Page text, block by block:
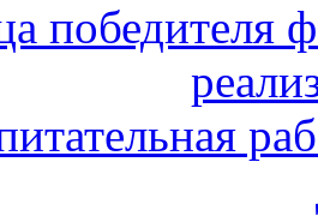
победителя